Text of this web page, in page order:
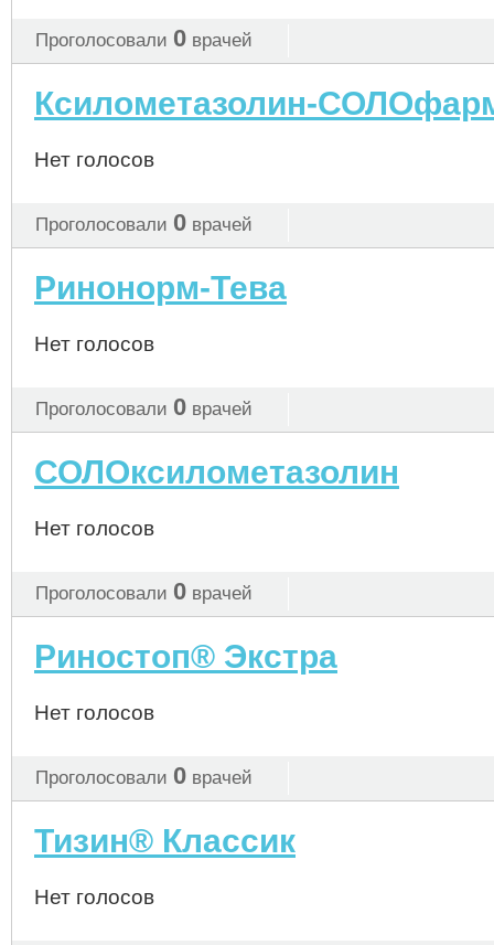
Проголосовали 0 врачей
Ксилометазолин-
Нет голосов
Проголосовали 0 врачей
Ринонорм-Тева
Нет голосов
Проголосовали 0 врачей
СОЛОксилометазолин
Нет голосов
Проголосовали 0 врачей
Риностоп® Экстра
Нет голосов
Проголосовали 0 врачей
Тизин® Классик
Нет голосов